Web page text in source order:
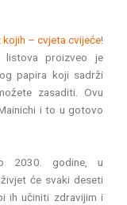
kojih – cvjeta cvijeće!
listova proizveo je
papira koji sadrži
zasaditi. Ovu
i to u gotovo
2030. godine, u
će svaki deseti
ih učiniti zdravijim i